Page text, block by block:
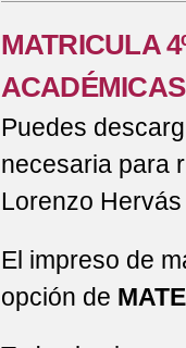
MATRICULA
Puedes
necesaria para
Lorenzo
El impreso de
opción de